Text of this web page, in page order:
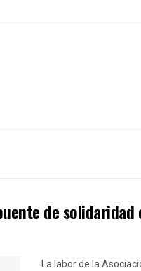
de solidaridad
La labor de la